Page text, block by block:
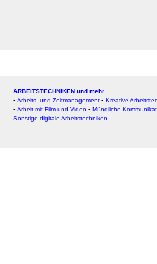
ARBEITSTECHNIKEN und mehr
▪ Arbeits- und Zeitmanagement ▪ Kreative
▪ Arbeit mit Film und Video ▪ Mündliche
Sonstige digitale Arbeitstechniken